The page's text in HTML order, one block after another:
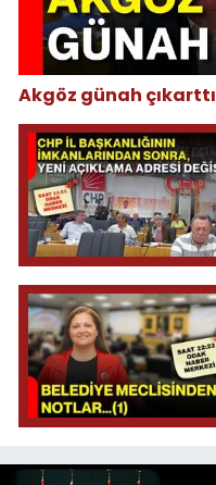
Akgöz günah çıkarttı